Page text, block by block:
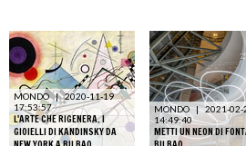
MONDO | 2020-11-19
17:53:57
L'ARTE CHE RIGENERA. I
GIOIELLI DI KANDINSKY DA
MONDO | 2021-02-
14:49:40
METTI UN NEON DI